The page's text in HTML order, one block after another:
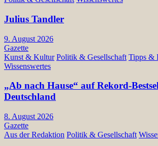
Julius Tandler
9. August 2026
Gazette
Kunst & Kultur Politik & Gesellschaft Tipps &
Wissenswertes
„Ab nach Hause“ auf Rekord-
Deutschland
8. August 2026
Gazette
Aus der Redaktion Politik & Gesellschaft